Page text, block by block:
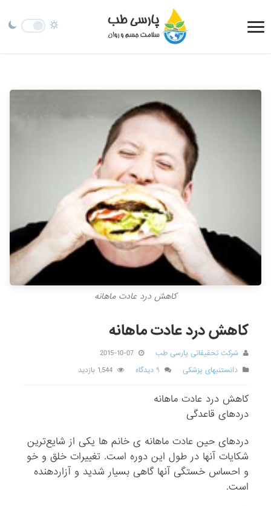
کاهش درد عادت ماهانه
کاهش درد عادت ماهانه
شرکت تحقیقاتی پارسی طب
2015-10-07
دانستنیهای پزشکی
۹ دیدگاه 1,544 بازدید
کاهش درد عادت ماهانه
دردهای قاعدگی
دردهای حین عادت ماهانه ی خانم ها یکی از شایع‌ترین
شکایات آنها در طول این دوره است. تغییرات خلق و خو
و احساس خستگی آنها گاهی بسیار شدید و آزاردهنده
است.